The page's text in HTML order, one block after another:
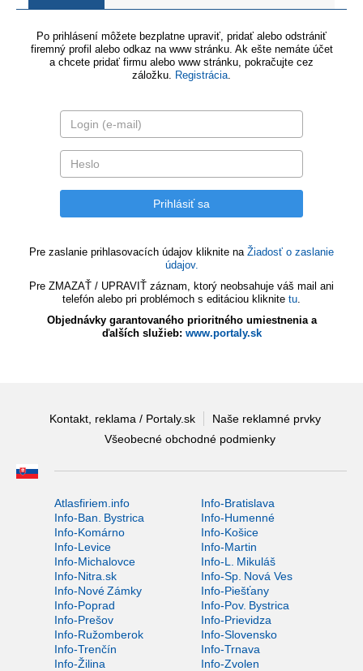
Po prihlásení môžete bezplatne upraviť, pridať alebo odstrániť
firemný profil alebo odkaz na www stránku. Ak ešte nemáte účet
a chcete pridať firmu alebo www stránku, pokračujte cez
záložku. Registrácia.
Pre zaslanie prihlasovacích údajov kliknite na Žiadosť o zaslanie
údajov.
Pre ZMAZAŤ / UPRAVIŤ záznam, ktorý neobsahuje váš mail ani
telefón alebo pri problémoch s editáciou kliknite tu.
Objednávky garantovaného prioritného umiestnenia a
ďalších služieb: www.portaly.sk
Kontakt, reklama / Portaly.sk
Naše reklamné prvky
Všeobecné obchodné podmienky
Atlasfiriem.info
Info-Bratislava
Info-Ban. Bystrica
Info-Humenné
Info-Komárno
Info-Košice
Info-Levice
Info-Martin
Info-Michalovce
Info-L. Mikuláš
Info-Nitra.sk
Info-Sp. Nová Ves
Info-Nové Zámky
Info-Piešťany
Info-Poprad
Info-Pov. Bystrica
Info-Prešov
Info-Prievidza
Info-Ružomberok
Info-Slovensko
Info-Trenčín
Info-Trnava
Info-Žilina
Info-Zvolen